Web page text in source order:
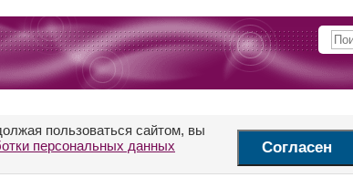
пользоваться сайтом, вы
персональных данных Согласен